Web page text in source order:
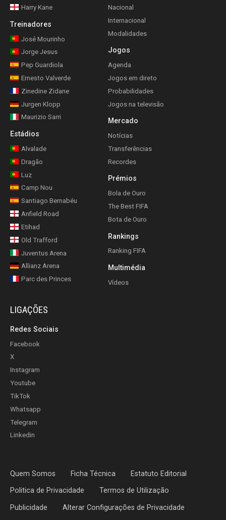
Harry Kane
Treinadores
José Mourinho
Jorge Jesus
Pep Guardiola
Ernesto Valverde
Zinedine Zidane
Jurgen Klopp
Maurizio Sarri
Estádios
Alvalade
Dragão
Luz
Camp Nou
Santiago Bernabéu
Anfield Road
Etihad
Old Trafford
Juventus Arena
Allianz Arena
Parc des Princes
Nacional
Internacional
Modalidades
Jogos
Agenda
Jogos em direto
Probabilidades
Jogos na televisão
Mercado
Notícias
Transferências
Recordes
Prémios
Bola de Ouro
The Best FIFA
Bota de Ouro
Rankings
Ranking FIFA
Multimédia
Vídeos
LIGAÇÕES
Redes Sociais
Facebook
X
Instagram
Youtube
TikTok
Whatsapp
Telegram
Linkedin
Quem Somos Ficha Técnica Estatuto Editorial
Politica de Privacidade Termos de Utilização
Publicidade Alterar Configurações de Privacidade